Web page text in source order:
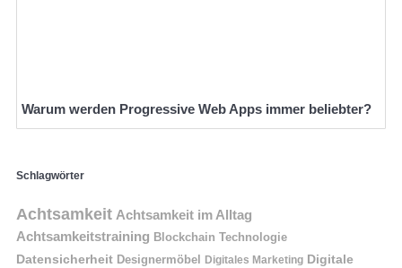
Warum werden Progressive Web Apps immer beliebter?
Schlagwörter
Achtsamkeit Achtsamkeit im Alltag
Achtsamkeitstraining Blockchain Technologie
Datensicherheit Designermöbel Digitales Marketing Digitale